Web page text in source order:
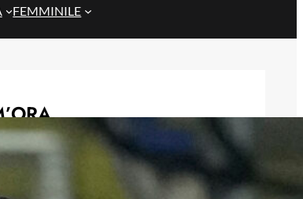
FEMMINILE
Gazzi e il legame con Bari: “Sempre
nel mio cuore, spero si rialzi presto”
2026